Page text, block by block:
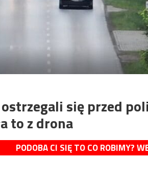
się przed
to z drona
PODOBA CI SIĘ TO CO ROBIMY?